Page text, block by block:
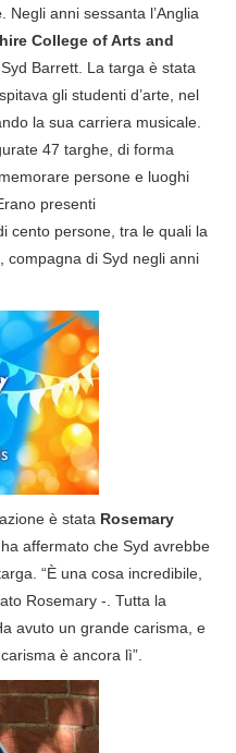
. Negli anni sessanta l’Anglia
College of Arts and
Barrett. La targa è stata
gli studenti d’arte, nel
la sua carriera musicale.
47 targhe, di forma
persone e luoghi
presenti
cento persone, tra le quali la
compagna di Syd negli anni
è stata Rosemary
affermato che Syd avrebbe
“È una cosa incredibile,
Rosemary -. Tutta la
avuto un grande carisma, e
è ancora lì”.